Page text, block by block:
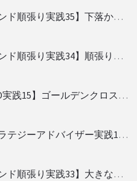
勝てるBO攻略【トレンド順張り実践35】下落からの反発を見極める
勝てるBO攻略【トレンド順張り実践34】順張りに適した変動
勝てるBO攻略【MACD実践15】ゴールデンクロスで勝つ
勝てるBO攻略【ストラテジーアドバイザー実践19】慌てず自動分析
勝てるBO攻略【トレンド順張り実践33】大きな変動にすべり込み